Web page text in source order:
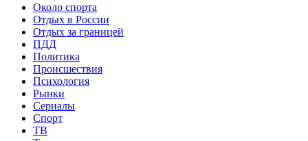
Около спорта
Отдых в России
Отдых за границей
ПДД
Политика
Происшествия
Психология
Рынки
Сериалы
Спорт
ТВ